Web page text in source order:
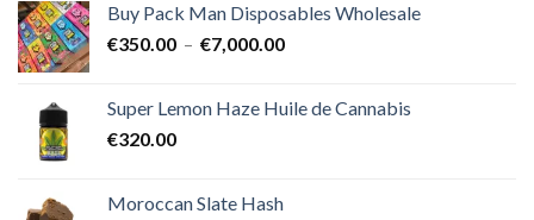
€400.00
à
Buy Pack Man Disposables Wholesale
€350.00 – €7,000.00Plage
€350.00
Super Lemon Haze Huile de Cannabis
€320.00
Moroccan Slate Hash